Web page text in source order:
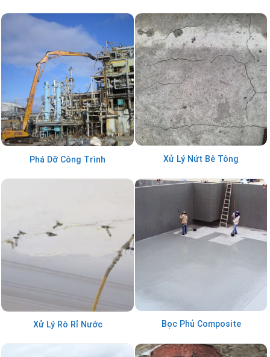
Phá Dỡ Công Trình Xử Lý Nứt Bê Tông
Xử Lý Rò Rỉ Nước Bọc Phủ Composite